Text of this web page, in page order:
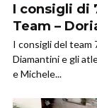
I consigli di
Team –
I consigli del team
Diamantini e gli
e Michele...